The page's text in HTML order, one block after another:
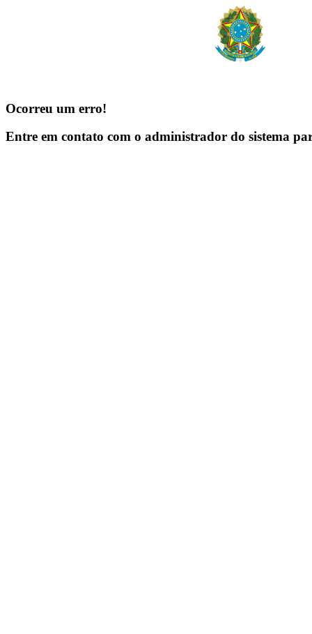
Ocorreu um erro!
Entre em contato com o administrador do sistema